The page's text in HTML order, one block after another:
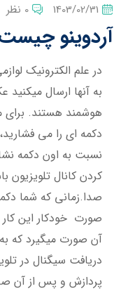
1403/02/31 0 نظر
آردوینو
در علم الکترونیک
به آنها ارسال
هوشمند هستند. برای
دکمه ای را می
نسبت به اون دکمه
کردن کانال تلویزیون
صدا.زمانی که شما
صورت خودکار این کار
آن صورت میگیرد که
دریافت سیگنال در
پردازش و پس از آن